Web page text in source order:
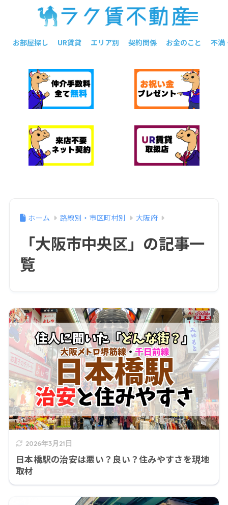
お部屋探し UR賃貸 エリア別 契約関係 お金のこと 不満
ホーム 路線別・市区町村別 大阪府
「大阪市中央区」の記事一
覧
2026年3月21日
日本橋駅の治安は悪い？良い？住みやすさを現地
取材